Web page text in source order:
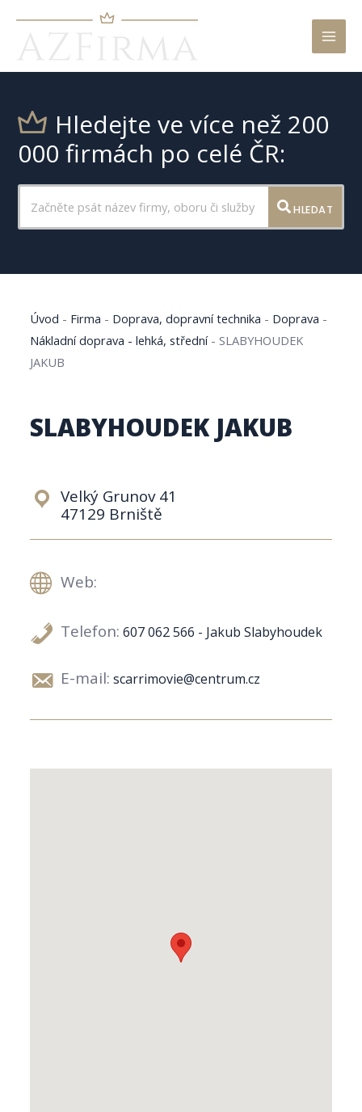
Hledejte ve více než 200
000 firmách po celé ČR:
HLEDAT
Úvod - Firma - Doprava, dopravní technika - Doprava -
Nákladní doprava - lehká, střední- SLABYHOUDEK
JAKUB
SLABYHOUDEK JAKUB
Velký Grunov 41
47129 Brniště
Web:
Telefon: 607 062 566 - Jakub Slabyhoudek
E-mail: scarrimovie@centrum.cz